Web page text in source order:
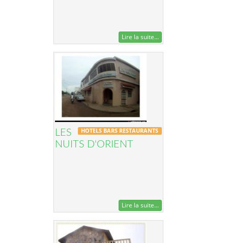
Lire la suite...
HOTELS BARS RESTAURANTS
LES
NUITS D'ORIENT
Lire la suite...